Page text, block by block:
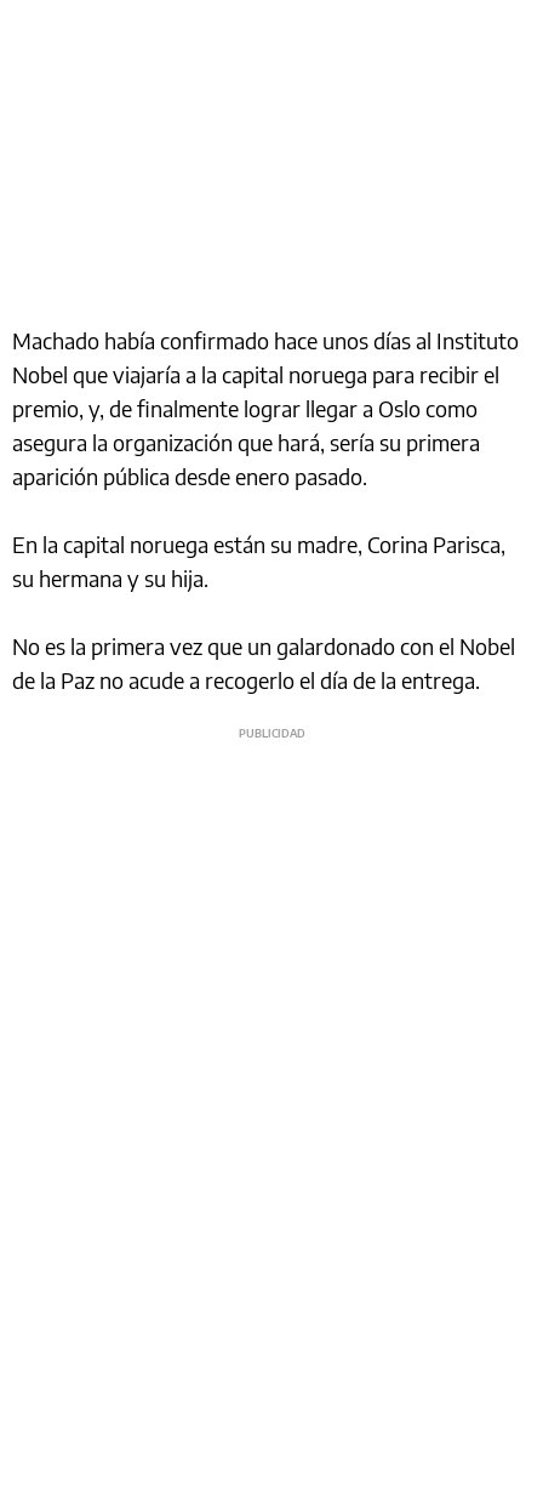
Machado había confirmado hace unos días al Instituto
Nobel que viajaría a la capital noruega para recibir el
premio, y, de finalmente lograr llegar a Oslo como
asegura la organización que hará, sería su primera
aparición pública desde enero pasado.
En la capital noruega están su madre, Corina Parisca,
su hermana y su hija.
No es la primera vez que un galardonado con el Nobel
de la Paz no acude a recogerlo el día de la entrega.